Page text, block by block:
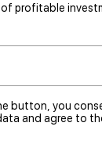
profitable
button, you
and agree to